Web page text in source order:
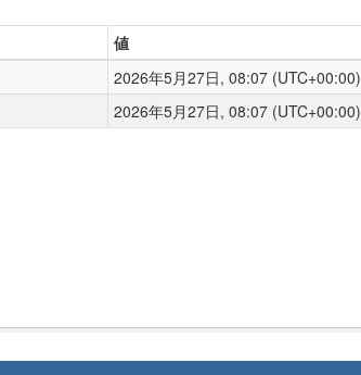
値
2026年5月27日, 08:07 (UTC+00:00)
2026年5月27日, 08:07 (UTC+00:00)